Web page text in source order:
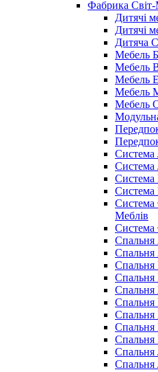
Фабрика Світ-
Дитячі
Дитячі
Дитяча
Мебель
Мебель
Мебель
Мебель
Мебель
Система
Система
Система
Система
Меблів
Система
Спальня
Спальня
Спальня
Спальня